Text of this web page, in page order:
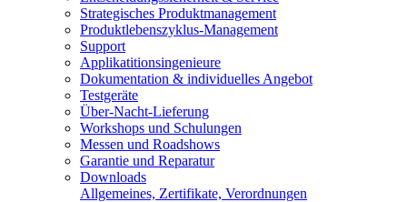
Strategisches Produktmanagement
Produktlebenszyklus-Management
Support
Applikatitionsingenieure
Dokumentation & individuelles Angebot
Testgeräte
Über-Nacht-Lieferung
Workshops und Schulungen
Messen und Roadshows
Garantie und Reparatur
Downloads
Allgemeines, Zertifikate, Verordnungen